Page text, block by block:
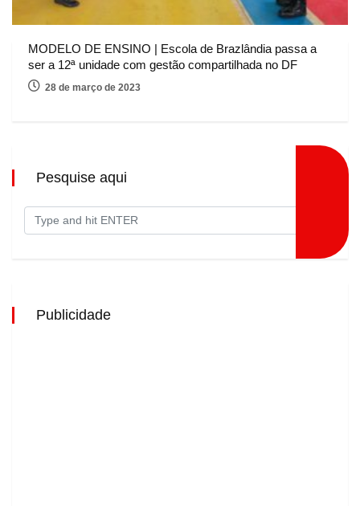
MODELO DE ENSINO | Escola de Brazlândia passa a
ser a 12ª unidade com gestão compartilhada no DF
28 de março de 2023
Pesquise aqui
Publicidade